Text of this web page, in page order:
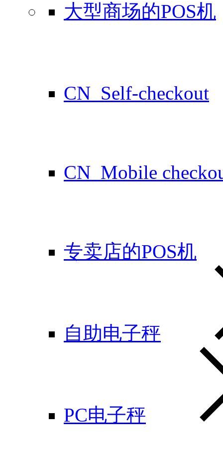
大型商场的POS机
CN_Self-checkout
CN_Mobile
专卖店的POS机
自助电子秤
PC电子秤